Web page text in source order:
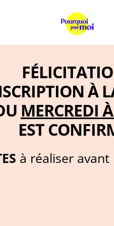
À
MERCREDI
EST
à réaliser